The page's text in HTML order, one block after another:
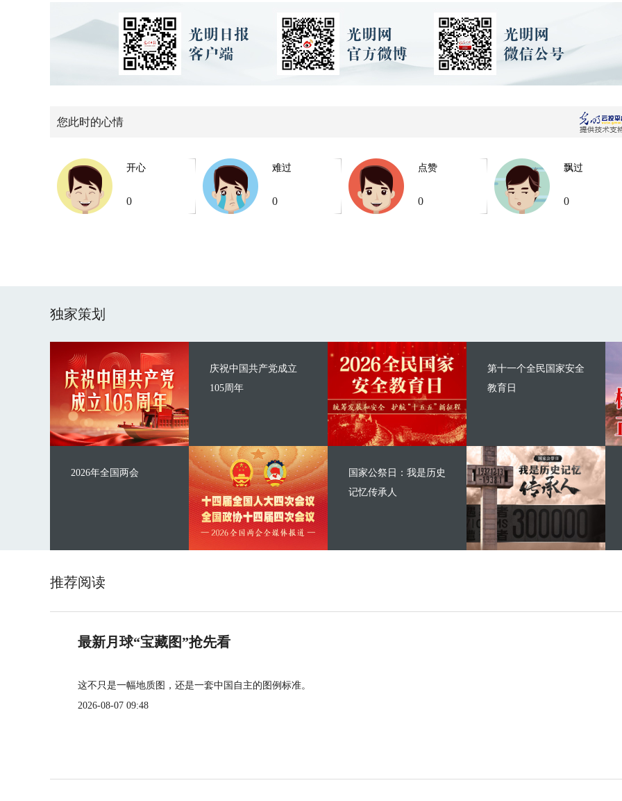
您此时的心情
开心
0
难过
0
点赞
0
飘过
0
独家策划
庆祝中国共产党成立
105周年
2026年全国两会
第十一个全民国家安全
教育日
国家公祭日：我是历史
记忆传承人
推荐阅读
最新月球“宝藏图”抢先看
这不只是一幅地质图，还是一套中国自主的图例标准。
2026-08-07 09:48